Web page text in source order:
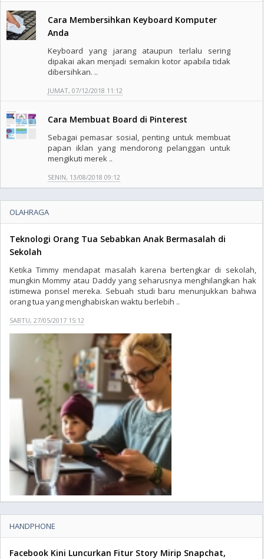
Cara Membersihkan Keyboard Komputer
Anda
Keyboard yang jarang ataupun terlalu sering
dipakai akan menjadi semakin kotor apabila tidak
dibersihkan. ..
JUMAT, 07/12/2018 11:12
Cara Membuat Board di Pinterest
Sebagai pemasar sosial, penting untuk membuat
papan iklan yang mendorong pelanggan untuk
mengikuti merek ..
SENIN, 13/08/2018 09:12
OLAHRAGA
Teknologi Orang Tua Sebabkan Anak Bermasalah di
Sekolah
Ketika Timmy mendapat masalah karena bertengkar di sekolah,
mungkin Mommy atau Daddy yang seharusnya menghilangkan hak
istimewa ponsel mereka. Sebuah studi baru menunjukkan bahwa
orang tua yang menghabiskan waktu berlebih ..
SABTU, 27/05/2017 15:12
HANDPHONE
Facebook Kini Luncurkan Fitur Story Mirip Snapchat,